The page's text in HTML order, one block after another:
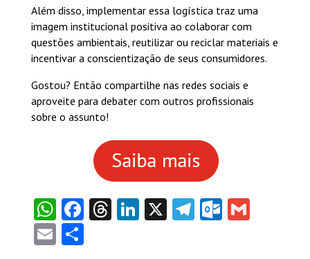
Além disso, implementar essa logística traz uma
imagem institucional positiva ao colaborar com
questões ambientais, reutilizar ou reciclar materiais e
incentivar a conscientização de seus consumidores.
Gostou? Então compartilhe nas redes sociais e
aproveite para debater com outros profissionais
sobre o assunto!
WhatsApp
Facebook
Threads
LinkedIn
X TelegramGmail
EmailShare